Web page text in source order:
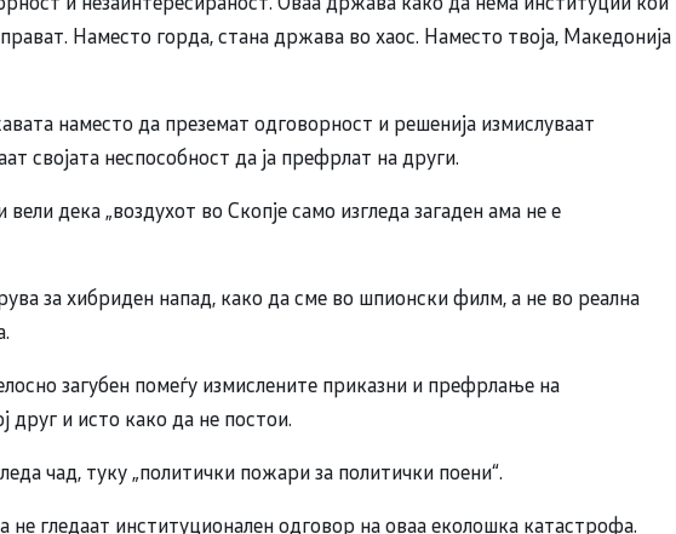
Наместо горда, стана држава во хаос. Наместо твоја, Македонија
наместо да преземат одговорност и решенија измислуваат
својата неспособност да ја префрлат на други.
дека „воздухот во Скопје само изгледа загаден ама не е
за хибриден напад, како да сме во шпионски филм, а не во реална
загубен помеѓу измислените приказни и префрлање на
друг и исто како да не постои.
чад, туку „политички пожари за политички поени“.
не гледаат институционален одговор на оваа еколошка катастрофа.